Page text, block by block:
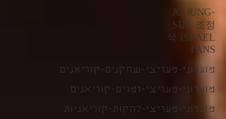
JO JUNG-
SUK 조정
석 ISRAEL
FANS
מועדוני-מעריצי-שחקנים-קוריאנים
מועדוני-מעריצי-זמרים-קוריאנים
מועדוני-מעריצי-להקות-קוריאניות